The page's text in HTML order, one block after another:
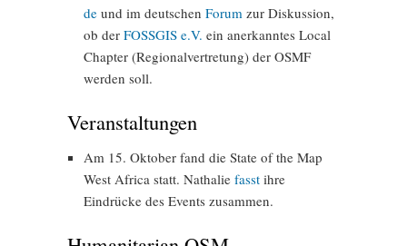
de und im deutschen Forum zur Diskussion,
ob der FOSSGIS e.V. ein anerkanntes Local
Chapter (Regionalvertretung) der OSMF
werden soll.
Veranstaltungen
Am 15. Oktober fand die State of the Map
West Africa statt. Nathalie fasst ihre
Eindrücke des Events zusammen.